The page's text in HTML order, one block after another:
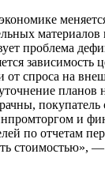
материалов
проблема
зависимость
от спроса на
планов
покупатель
и
по отчетам
стоимостью»,